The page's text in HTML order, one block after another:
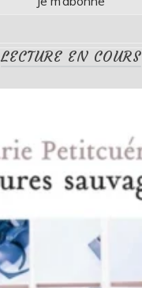
LECTURE EN COURS